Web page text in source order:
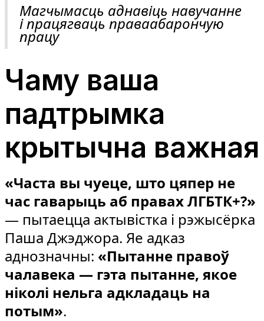
Магчымасць аднавіць навучанне
і працягваць праваабарончую
працу
Чаму ваша
падтрымка
крытычна важная
«Часта вы чуеце, што цяпер не
час гаварыць аб правах ЛГБТК+?»
— пытаецца актывістка і рэжысёрка
Паша Джэджора. Яе адказ
аднозначны: «Пытанне правоў
чалавека — гэта пытанне, якое
ніколі нельга адкладаць на
потым».